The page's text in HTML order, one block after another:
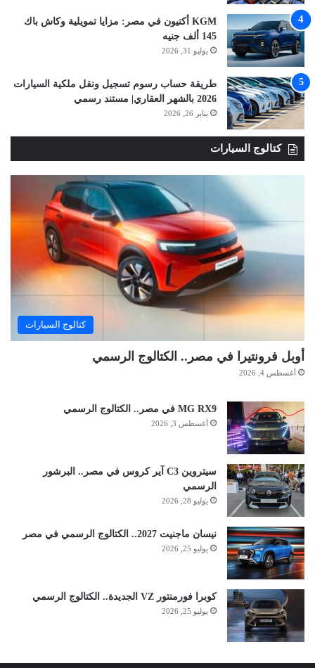
KGM أكتيون في مصر: مزايا تمويلية وكاش باك
145 ألف جنيه
يوليو 31, 2026
طريقة حساب رسوم تسجيل ونقل ملكية السيارات
2026 بالشهر العقاري| مستند رسمي
يناير 26, 2026
كتالوج السيارات
كتالوج السيارات
أوبل فرونتيرا في مصر.. الكتالوج الرسمي
أغسطس 4, 2026
MG RX9 في مصر.. الكتالوج الرسمي
أغسطس 3, 2026
سيتروين C3 آير كروس في مصر.. البرشور
الرسمي
يوليو 28, 2026
نيسان ماجنيت 2027.. الكتالوج الرسمي في مصر
يوليو 25, 2026
كوبرا فورمنتور VZ الجديدة.. الكتالوج الرسمي
يوليو 25, 2026